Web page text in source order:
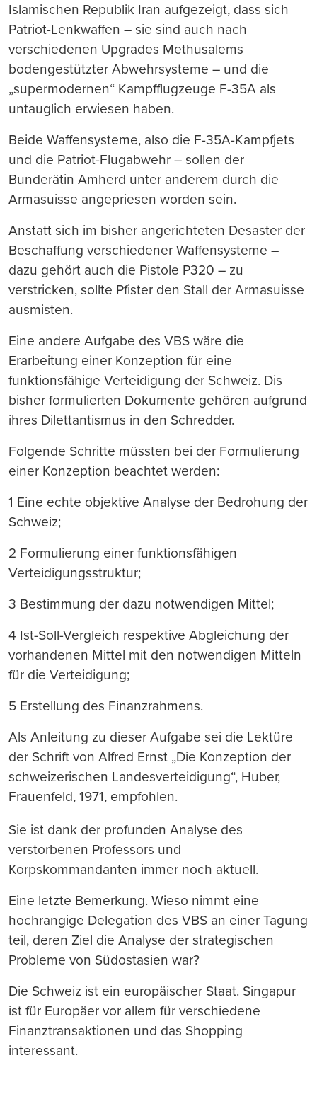
Islamischen Republik Iran aufgezeigt, dass sich
Patriot-Lenkwaffen – sie sind auch nach
verschiedenen Upgrades Methusalems
bodengestützter Abwehrsysteme – und die
„supermodernen“ Kampfflugzeuge F-35A als
untauglich erwiesen haben.
Beide Waffensysteme, also die F-35A-Kampfjets
und die Patriot-Flugabwehr – sollen der
Bunderätin Amherd unter anderem durch die
Armasuisse angepriesen worden sein.
Anstatt sich im bisher angerichteten Desaster der
Beschaffung verschiedener Waffensysteme –
dazu gehört auch die Pistole P320 – zu
verstricken, sollte Pfister den Stall der Armasuisse
ausmisten.
Eine andere Aufgabe des VBS wäre die
Erarbeitung einer Konzeption für eine
funktionsfähige Verteidigung der Schweiz. Dis
bisher formulierten Dokumente gehören aufgrund
ihres Dilettantismus in den Schredder.
Folgende Schritte müssten bei der Formulierung
einer Konzeption beachtet werden:
1 Eine echte objektive Analyse der Bedrohung der
Schweiz;
2 Formulierung einer funktionsfähigen
Verteidigungsstruktur;
3 Bestimmung der dazu notwendigen Mittel;
4 Ist-Soll-Vergleich respektive Abgleichung der
vorhandenen Mittel mit den notwendigen Mitteln
für die Verteidigung;
5 Erstellung des Finanzrahmens.
Als Anleitung zu dieser Aufgabe sei die Lektüre
der Schrift von Alfred Ernst „Die Konzeption der
schweizerischen Landesverteidigung“, Huber,
Frauenfeld, 1971, empfohlen.
Sie ist dank der profunden Analyse des
verstorbenen Professors und
Korpskommandanten immer noch aktuell.
Eine letzte Bemerkung. Wieso nimmt eine
hochrangige Delegation des VBS an einer Tagung
teil, deren Ziel die Analyse der strategischen
Probleme von Südostasien war?
Die Schweiz ist ein europäischer Staat. Singapur
ist für Europäer vor allem für verschiedene
Finanztransaktionen und das Shopping
interessant.